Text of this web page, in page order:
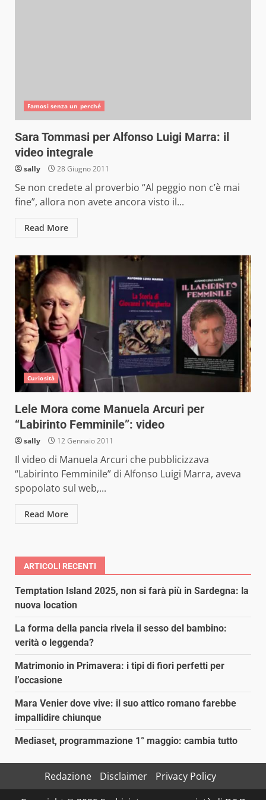
Famosi senza un perché
Sara Tommasi per Alfonso Luigi Marra: il
video integrale
sally 28 Giugno 2011
Se non credete al proverbio “Al peggio non c’è mai
fine”, allora non avete ancora visto il...
Read More
Curiosità
Lele Mora come Manuela Arcuri per
“Labirinto Femminile”: video
sally 12 Gennaio 2011
Il video di Manuela Arcuri che pubblicizzava
“Labirinto Femminile” di Alfonso Luigi Marra, aveva
spopolato sul web,...
Read More
ARTICOLI RECENTI
Temptation Island 2025, non si farà più in Sardegna: la
nuova location
La forma della pancia rivela il sesso del bambino:
verità o leggenda?
Matrimonio in Primavera: i tipi di fiori perfetti per
l’occasione
Mara Venier dove vive: il suo attico romano farebbe
impallidire chiunque
Mediaset, programmazione 1° maggio: cambia tutto
Redazione Disclaimer
Privacy Policy